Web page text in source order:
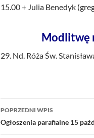
15.00 + Julia Benedyk
Modlitwę
29. Nd. Róża Św.
Nawigacja
wpisu
POPRZEDNI WPIS
Ogłoszenia parafialne 15